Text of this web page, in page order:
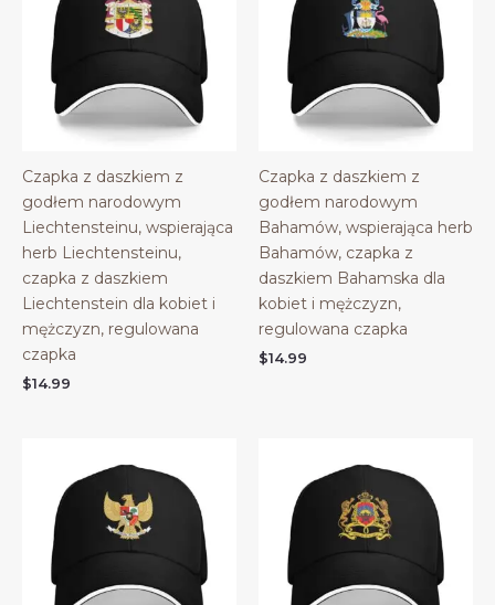
Czapka z daszkiem z
godłem narodowym
Liechtensteinu, wspierająca
herb Liechtensteinu,
czapka z daszkiem
Liechtenstein dla kobiet i
mężczyzn, regulowana
czapka
$14.99
Czapka z daszkiem z
godłem narodowym
Bahamów, wspierająca herb
Bahamów, czapka z
daszkiem Bahamska dla
kobiet i mężczyzn,
regulowana czapka
$14.99